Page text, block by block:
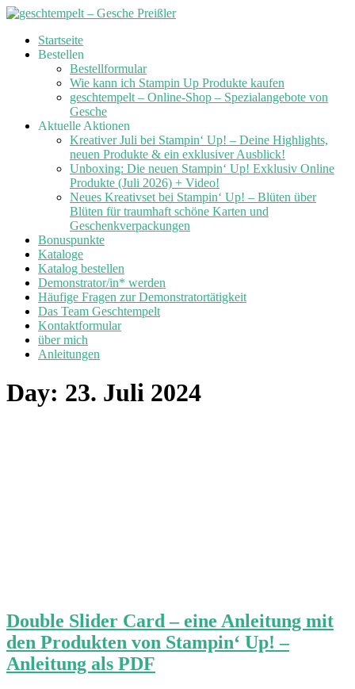
Skip
Startseite
Bestellen
Bestellformular
Wie kann ich Stampin Up Produkte kaufen
geschtempelt – Online-Shop – Spezialangebote von
Gesche
Aktuelle Aktionen
Kreativer Juli bei Stampin‘ Up! – Deine Highlights,
neuen Produkte & ein exklusiver Ausblick!
Unboxing: Die neuen Stampin‘ Up! Exklusiv Online
Produkte (Juli 2026) + Video!
Neues Kreativset bei Stampin‘ Up! – Blüten über
Blüten für traumhaft schöne Karten und
Geschenkverpackungen
Bonuspunkte
Kataloge
Katalog bestellen
Demonstrator/in* werden
Häufige Fragen zur Demonstratortätigkeit
Das Team Geschtempelt
Kontaktformular
über mich
Anleitungen
Day: 23. Juli 2024
Double Slider Card – eine Anleitung mit
den Produkten von Stampin‘ Up! –
Anleitung als PDF